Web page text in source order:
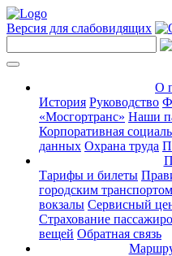
Версия для слабовидящих
О
История Руководство
«Мосгортранс» Наши
Корпоративная
данных Охрана труда
Тарифы и билеты
городским транспортом
вокзалы Сервисный
Страхование
вещей Обратная связь